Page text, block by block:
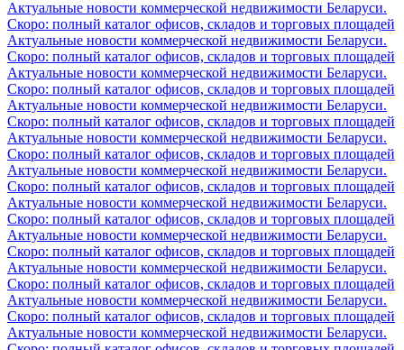
Актуальные новости коммерческой недвижимости Беларуси.
Скоро: полный каталог офисов, складов и торговых площадей
Актуальные новости коммерческой недвижимости Беларуси.
Скоро: полный каталог офисов, складов и торговых площадей
Актуальные новости коммерческой недвижимости Беларуси.
Скоро: полный каталог офисов, складов и торговых площадей
Актуальные новости коммерческой недвижимости Беларуси.
Скоро: полный каталог офисов, складов и торговых площадей
Актуальные новости коммерческой недвижимости Беларуси.
Скоро: полный каталог офисов, складов и торговых площадей
Актуальные новости коммерческой недвижимости Беларуси.
Скоро: полный каталог офисов, складов и торговых площадей
Актуальные новости коммерческой недвижимости Беларуси.
Скоро: полный каталог офисов, складов и торговых площадей
Актуальные новости коммерческой недвижимости Беларуси.
Скоро: полный каталог офисов, складов и торговых площадей
Актуальные новости коммерческой недвижимости Беларуси.
Скоро: полный каталог офисов, складов и торговых площадей
Актуальные новости коммерческой недвижимости Беларуси.
Скоро: полный каталог офисов, складов и торговых площадей
Актуальные новости коммерческой недвижимости Беларуси.